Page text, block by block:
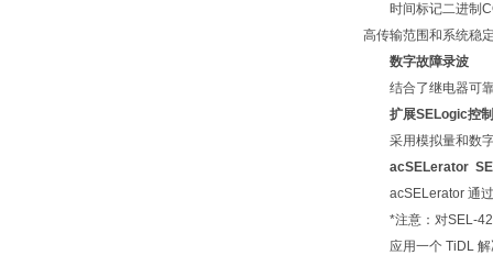
时间标记二进制
高传输范围和系统稳
数字故障录波
结合了继电器可靠
扩展SELogic控
采用模拟量和数字
acSELerator
acSELerator 通过
*注意：对SEL-421
应用一个 TiDL 解决